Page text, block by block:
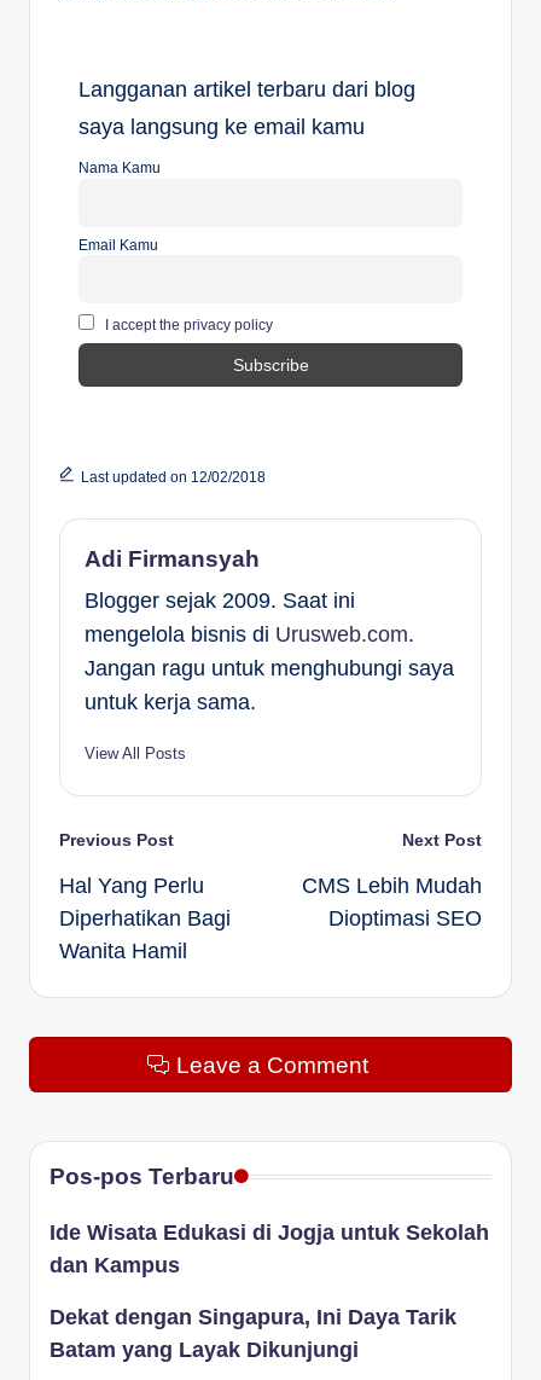
Langganan artikel terbaru dari blog
saya langsung ke email kamu
Nama Kamu
Email Kamu
I accept the privacy policy
Last updated on 12/02/2018
Adi Firmansyah
Blogger sejak 2009. Saat ini
mengelola bisnis di Urusweb.com.
Jangan ragu untuk menghubungi saya
untuk kerja sama.
View All Posts
Post
navigation
Previous Post
Hal Yang Perlu
Diperhatikan Bagi
Wanita Hamil
Next Post
CMS Lebih Mudah
Dioptimasi SEO
Leave a Comment
Pos-pos Terbaru
Ide Wisata Edukasi di Jogja untuk Sekolah
dan Kampus
Dekat dengan Singapura, Ini Daya Tarik
Batam yang Layak Dikunjungi